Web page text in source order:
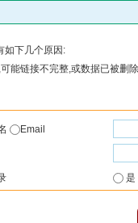
如下几个原因:
能链接不完整,或数据已被删
Email